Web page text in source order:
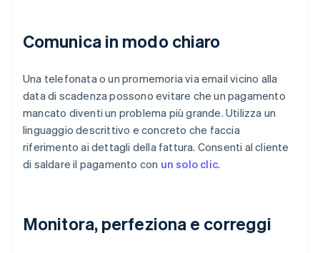
Comunica in modo chiaro
Una telefonata o un promemoria via email vicino alla
data di scadenza possono evitare che un pagamento
mancato diventi un problema più grande. Utilizza un
linguaggio descrittivo e concreto che faccia
riferimento ai dettagli della fattura. Consenti al cliente
di saldare il pagamento con un solo clic.
Monitora, perfeziona e correggi